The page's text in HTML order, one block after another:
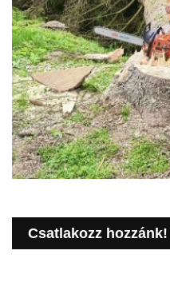
Csatlakozz hozzánk!